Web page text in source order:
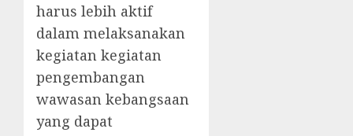
harus lebih aktif
dalam melaksanakan
kegiatan kegiatan
pengembangan
wawasan kebangsaan
yang dapat